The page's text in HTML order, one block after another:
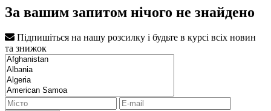
За вашим запитом нічого не знайдено
Підпишіться на нашу розсилку і будьте в курсі всіх новин
та знижок